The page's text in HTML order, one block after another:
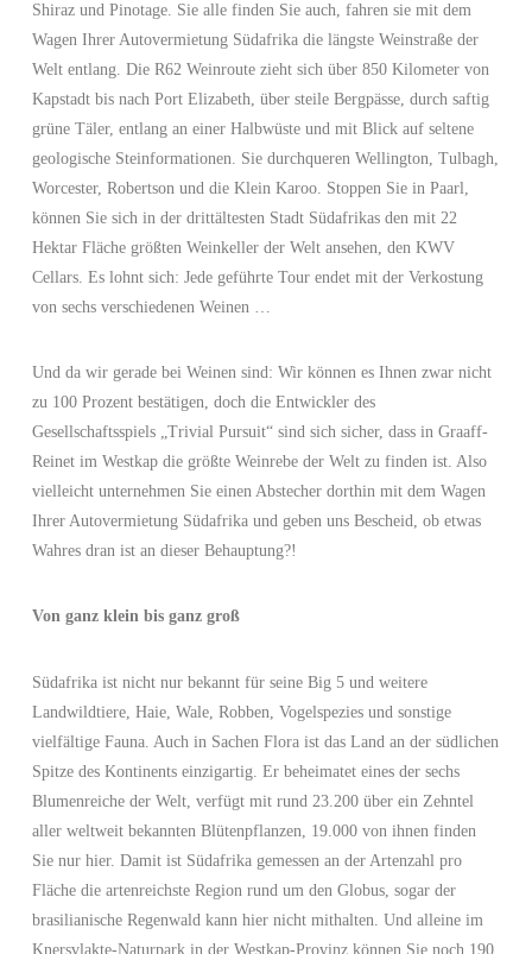
Shiraz und Pinotage. Sie alle finden Sie auch, fahren sie mit dem
Wagen Ihrer Autovermietung Südafrika die längste Weinstraße der
Welt entlang. Die R62 Weinroute zieht sich über 850 Kilometer von
Kapstadt bis nach Port Elizabeth, über steile Bergpässe, durch saftig
grüne Täler, entlang an einer Halbwüste und mit Blick auf seltene
geologische Steinformationen. Sie durchqueren Wellington, Tulbagh,
Worcester, Robertson und die Klein Karoo. Stoppen Sie in Paarl,
können Sie sich in der drittältesten Stadt Südafrikas den mit 22
Hektar Fläche größten Weinkeller der Welt ansehen, den KWV
Cellars. Es lohnt sich: Jede geführte Tour endet mit der Verkostung
von sechs verschiedenen Weinen …
Und da wir gerade bei Weinen sind: Wir können es Ihnen zwar nicht
zu 100 Prozent bestätigen, doch die Entwickler des
Gesellschaftsspiels „Trivial Pursuit“ sind sich sicher, dass in Graaff-
Reinet im Westkap die größte Weinrebe der Welt zu finden ist. Also
vielleicht unternehmen Sie einen Abstecher dorthin mit dem Wagen
Ihrer Autovermietung Südafrika und geben uns Bescheid, ob etwas
Wahres dran ist an dieser Behauptung?!
Von ganz klein bis ganz groß
Südafrika ist nicht nur bekannt für seine Big 5 und weitere
Landwildtiere, Haie, Wale, Robben, Vogelspezies und sonstige
vielfältige Fauna. Auch in Sachen Flora ist das Land an der südlichen
Spitze des Kontinents einzigartig. Er beheimatet eines der sechs
Blumenreiche der Welt, verfügt mit rund 23.200 über ein Zehntel
aller weltweit bekannten Blütenpflanzen, 19.000 von ihnen finden
Sie nur hier. Damit ist Südafrika gemessen an der Artenzahl pro
Fläche die artenreichste Region rund um den Globus, sogar der
brasilianische Regenwald kann hier nicht mithalten. Und alleine im
Knersvlakte-Naturpark in der Westkap-Provinz können Sie noch 190